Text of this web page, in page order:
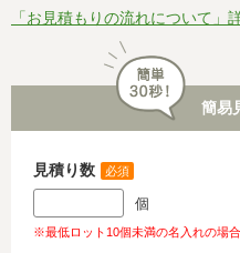
「お見積もりの流れについて」
簡易
見積り数 必須
個
※最低ロット10個未満の名入れの場